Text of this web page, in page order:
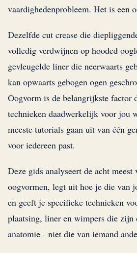
vaardighedenprobleem. Het is een
Dezelfde cut crease die
volledig verdwijnen op hooded
gevleugelde liner die neerwaarts
kan opwaarts gebogen ogen
Oogvorm is de belangrijkste factor
technieken daadwerkelijk voor jou
meeste tutorials gaan uit van één
voor iedereen past.
Deze gids analyseert de acht meest
oogvormen, legt uit hoe je die van
en geeft je specifieke technieken
plaatsing, liner en wimpers die
anatomie - niet die van iemand